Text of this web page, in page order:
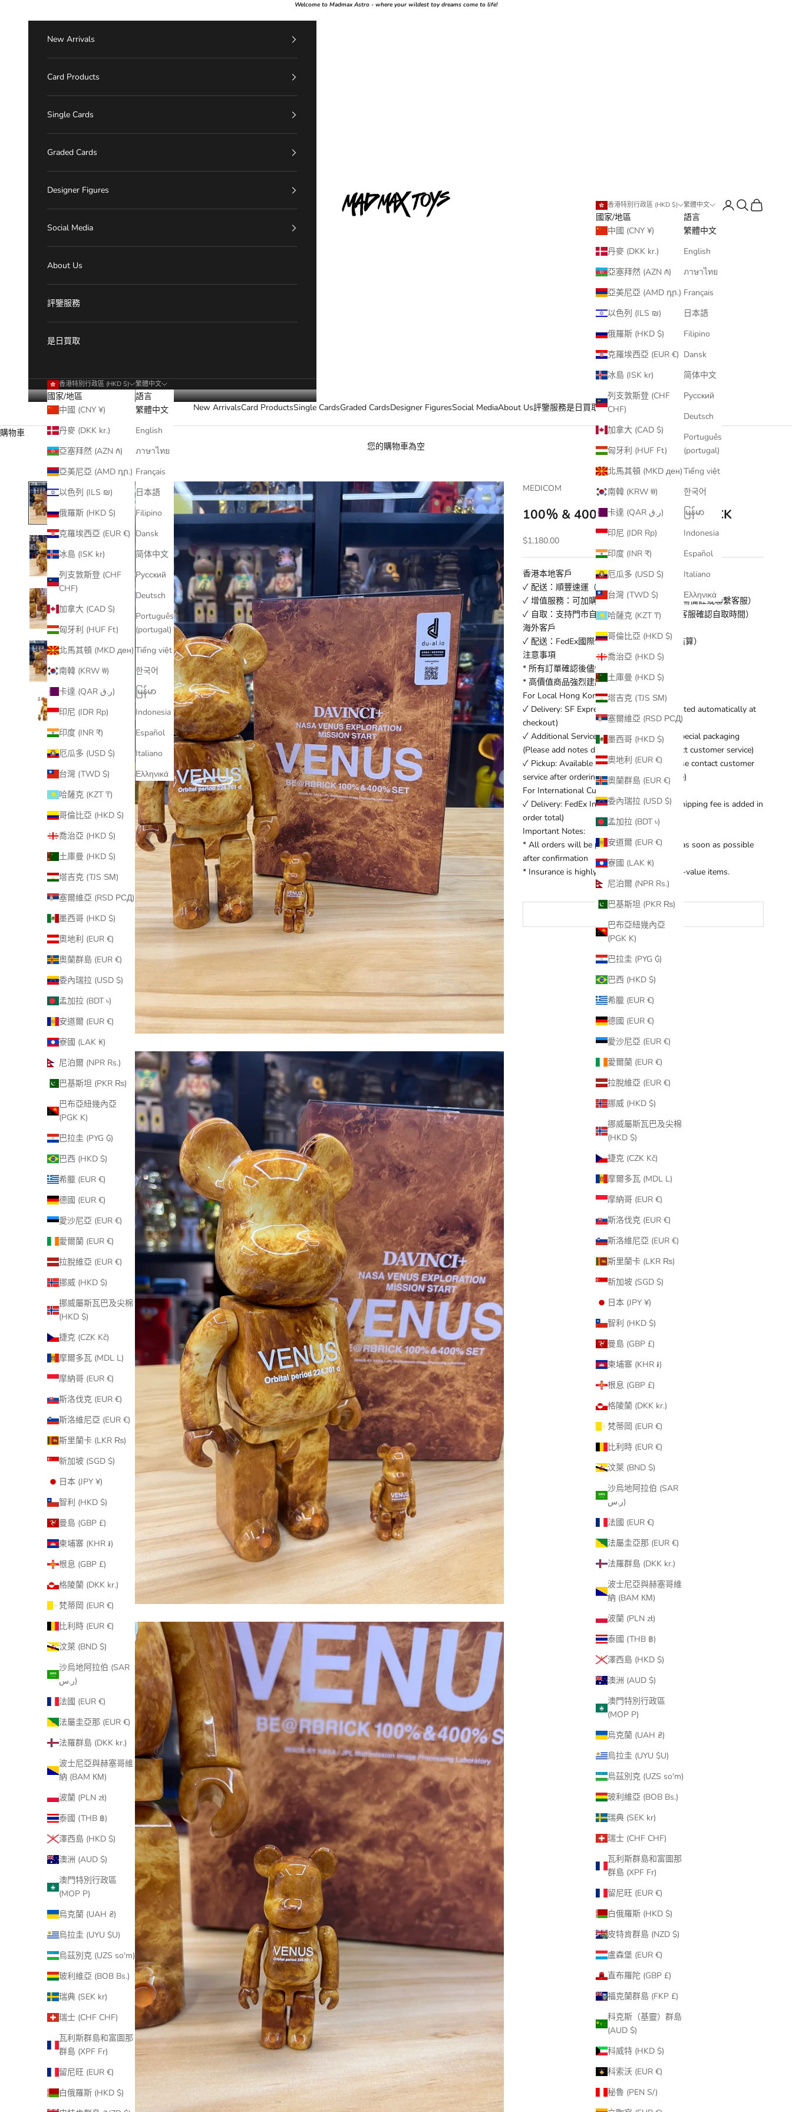
Welcome to Madmax Astro - where your wildest toy dreams come to life!
New ArrivalsCard ProductsSingle CardsGraded CardsDesigner FiguresSocial MediaAbout Us評鑒服務是日買取
香港特別行政區 (HKD $)
國家/地區
中國 (CNY ¥)
丹麥 (DKK kr.)
亞塞拜然 (AZN ₼)
亞美尼亞 (AMD դր.)
以色列 (ILS ₪)
俄羅斯 (HKD $)
克羅埃西亞 (EUR €)
冰島 (ISK kr)
列支敦斯登 (CHF
CHF)
加拿大 (CAD $)
匈牙利 (HUF Ft)
北馬其頓 (MKD ден)
南韓 (KRW ₩)
卡達 (QAR ر.ق)
印尼 (IDR Rp)
印度 (INR ₹)
厄瓜多 (USD $)
台灣 (TWD $)
哈薩克 (KZT ₸)
哥倫比亞 (HKD $)
喬治亞 (HKD $)
土庫曼 (HKD $)
塔吉克 (TJS ЅМ)
塞爾維亞 (RSD РСД)
墨西哥 (HKD $)
奧地利 (EUR €)
奧蘭群島 (EUR €)
委內瑞拉 (USD $)
孟加拉 (BDT ৳)
安道爾 (EUR €)
寮國 (LAK ₭)
尼泊爾 (NPR Rs.)
巴基斯坦 (PKR ₨)
巴布亞紐幾內亞
(PGK K)
巴拉圭 (PYG ₲)
巴西 (HKD $)
希臘 (EUR €)
德國 (EUR €)
愛沙尼亞 (EUR €)
愛爾蘭 (EUR €)
拉脫維亞 (EUR €)
挪威 (HKD $)
挪威屬斯瓦巴及尖棉
(HKD $)
捷克 (CZK Kč)
摩爾多瓦 (MDL L)
摩納哥 (EUR €)
斯洛伐克 (EUR €)
斯洛維尼亞 (EUR €)
斯里蘭卡 (LKR ₨)
新加坡 (SGD $)
日本 (JPY ¥)
智利 (HKD $)
曼島 (GBP £)
柬埔寨 (KHR ៛)
根息 (GBP £)
格陵蘭 (DKK kr.)
梵蒂岡 (EUR €)
比利時 (EUR €)
汶萊 (BND $)
沙烏地阿拉伯 (SAR
ر.س)
法國 (EUR €)
法屬圭亞那 (EUR €)
法羅群島 (DKK kr.)
波士尼亞與赫塞哥維
納 (BAM КМ)
波蘭 (PLN zł)
泰國 (THB ฿)
澤西島 (HKD $)
澳洲 (AUD $)
澳門特別行政區
(MOP P)
烏克蘭 (UAH ₴)
烏拉圭 (UYU $U)
烏茲別克 (UZS so'm)
玻利維亞 (BOB Bs.)
瑞典 (SEK kr)
瑞士 (CHF CHF)
瓦利斯群島和富圖那
群島 (XPF Fr)
留尼旺 (EUR €)
白俄羅斯 (HKD $)
皮特肯群島 (NZD $)
盧森堡 (EUR €)
直布羅陀 (GBP £)
福克蘭群島 (FKP £)
科克斯（基靈）群島
(AUD $)
科威特 (HKD $)
科索沃 (EUR €)
秘魯 (PEN S/)
繁體中文
語言
繁體中文
English
ภาษาไทย
Français
日本語
Filipino
Dansk
简体中文
Русский
Deutsch
Português
(portugal)
Tiếng việt
한국어
မြန်မာ
Indonesia
Español
Italiano
Ελληνικά
登入搜尋購物車
New Arrivals
Card Products
Single Cards
Graded Cards
Designer Figures
Social Media
About Us
評鑒服務
是日買取
香港特別行政區 (HKD $)
國家/地區
中國 (CNY ¥)
丹麥 (DKK kr.)
亞塞拜然 (AZN ₼)
亞美尼亞 (AMD դր.)
以色列 (ILS ₪)
俄羅斯 (HKD $)
克羅埃西亞 (EUR €)
冰島 (ISK kr)
列支敦斯登 (CHF
CHF)
加拿大 (CAD $)
匈牙利 (HUF Ft)
北馬其頓 (MKD ден)
南韓 (KRW ₩)
卡達 (QAR ر.ق)
印尼 (IDR Rp)
印度 (INR ₹)
厄瓜多 (USD $)
台灣 (TWD $)
哈薩克 (KZT ₸)
哥倫比亞 (HKD $)
喬治亞 (HKD $)
土庫曼 (HKD $)
塔吉克 (TJS ЅМ)
塞爾維亞 (RSD РСД)
墨西哥 (HKD $)
奧地利 (EUR €)
奧蘭群島 (EUR €)
委內瑞拉 (USD $)
孟加拉 (BDT ৳)
安道爾 (EUR €)
寮國 (LAK ₭)
尼泊爾 (NPR Rs.)
巴基斯坦 (PKR ₨)
巴布亞紐幾內亞
(PGK K)
巴拉圭 (PYG ₲)
巴西 (HKD $)
希臘 (EUR €)
德國 (EUR €)
愛沙尼亞 (EUR €)
愛爾蘭 (EUR €)
拉脫維亞 (EUR €)
挪威 (HKD $)
挪威屬斯瓦巴及尖棉
(HKD $)
捷克 (CZK Kč)
摩爾多瓦 (MDL L)
摩納哥 (EUR €)
斯洛伐克 (EUR €)
斯洛維尼亞 (EUR €)
斯里蘭卡 (LKR ₨)
新加坡 (SGD $)
日本 (JPY ¥)
智利 (HKD $)
曼島 (GBP £)
柬埔寨 (KHR ៛)
根息 (GBP £)
格陵蘭 (DKK kr.)
梵蒂岡 (EUR €)
比利時 (EUR €)
汶萊 (BND $)
沙烏地阿拉伯 (SAR
ر.س)
法國 (EUR €)
法屬圭亞那 (EUR €)
法羅群島 (DKK kr.)
波士尼亞與赫塞哥維
納 (BAM КМ)
波蘭 (PLN zł)
泰國 (THB ฿)
澤西島 (HKD $)
澳洲 (AUD $)
澳門特別行政區
(MOP P)
烏克蘭 (UAH ₴)
烏拉圭 (UYU $U)
烏茲別克 (UZS so'm)
玻利維亞 (BOB Bs.)
瑞典 (SEK kr)
瑞士 (CHF CHF)
瓦利斯群島和富圖那
群島 (XPF Fr)
留尼旺 (EUR €)
白俄羅斯 (HKD $)
繁體中文
語言
繁體中文
English
ภาษาไทย
Français
日本語
Filipino
Dansk
简体中文
Русский
Deutsch
Português
(portugal)
Tiếng việt
한국어
မြန်မာ
Indonesia
Español
Italiano
Ελληνικά
購物車
您的購物車為空
MEDICOM
100％ & 400％ VENUS BE@RBRICK
促銷價
$1,180.00
香港本地客戶
✓ 配送：順豐速運（運費結帳時自動計算）
✓ 增值服務：可加購保險/特殊包裝（下單時需備註或聯繫客服）
✓ 自取：支持門市自取（下單後請儘快聯係客服確認自取時間）
海外客戶
✓ 配送：FedEx國際快遞（運費與商品同步結算）
注意事項
* 所有訂單確認後儘快出貨
* 高價值商品強烈建議加購保險
For Local Hong Kong Customers:
✓ Delivery: SF Express (Shipping fee calculated automatically at
checkout)
✓ Additional Services: Optional insurance/special packaging
(Please add notes during checkout or contact customer service)
✓ Pickup: Available at selected stores (Please contact customer
service after ordering to confirm pickup time)
For International Customers:
✓ Delivery: FedEx International Shipping (Shipping fee is added in
order total)
Important Notes:
* All orders will be processed and shipped as soon as possible
after confirmation
* Insurance is highly recommended for high-value items.